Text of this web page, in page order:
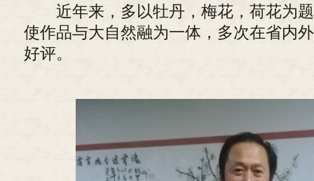
近年来，多以牡丹，梅花，荷花为题
使作品与大自然融为一体，多次在省内
好评。